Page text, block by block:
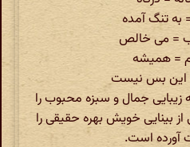
به تنگ آمده
= می خالص
= همیشه
این بس نیست
کسی که زیبایی جمال و سبزه محبوب را
بینایی خویش بهره حقیقی را
آورده است.